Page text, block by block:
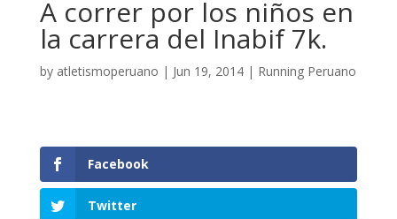
A correr por los niños en
la carrera del Inabif 7k.
by atletismoperuano | Jun 19, 2014| Running Peruano
Facebook
Twitter